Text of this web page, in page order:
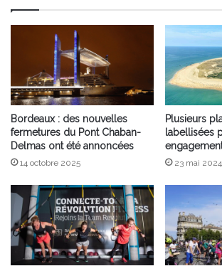
Bordeaux : des nouvelles
fermetures du Pont Chaban-
Delmas ont été annoncées
14 octobre 2025
Plusieurs
labellisées
23 mai 2024